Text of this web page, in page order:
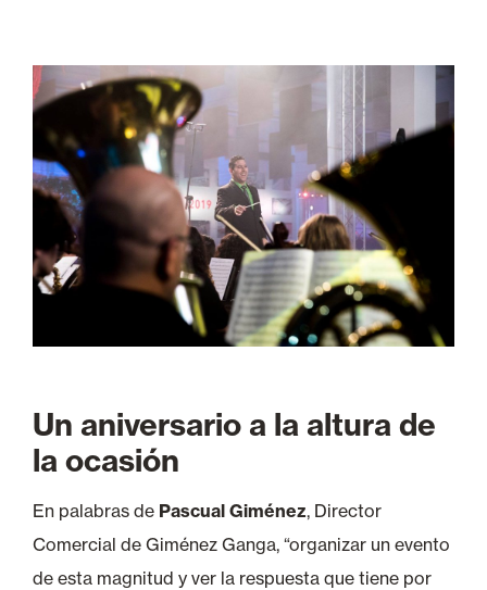
Un aniversario a la altura de
la ocasión
En palabras de Pascual Giménez, Director
Comercial de Giménez Ganga, “organizar un evento
de esta magnitud y ver la respuesta que tiene por